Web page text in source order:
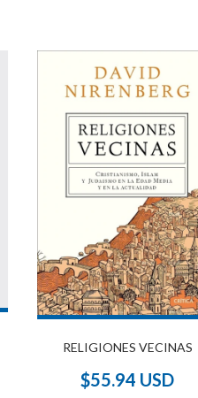
RELIGIONES VECINAS
$55.94 USD